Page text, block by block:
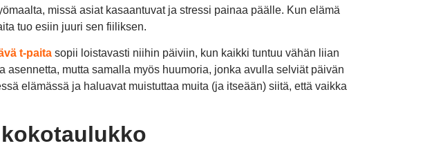
missä asiat kasaantuvat ja stressi painaa päälle. Kun elämä
tuo esiin juuri sen fiiliksen.
t-paitasopii loistavasti niihin päiviin, kun kaikki tuntuu vähän liian
asennetta, mutta samalla myös huumoria, jonka avulla selviät päivän
elämässä ja haluavat muistuttaa muita (ja itseään) siitä, että vaikka